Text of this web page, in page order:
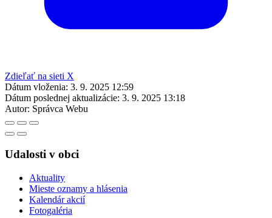
Zdieľať na sieti X
Dátum vloženia: 3. 9. 2025 12:59
Dátum poslednej aktualizácie: 3. 9. 2025 13:18
Autor: Správca Webu
Udalosti v obci
Aktuality
Mieste oznamy a hlásenia
Kalendár akcií
Fotogaléria